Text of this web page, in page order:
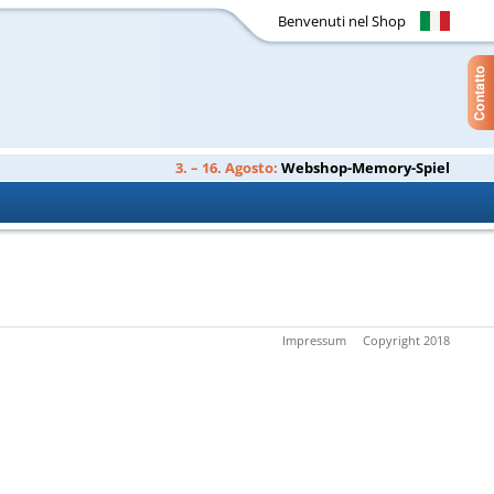
Benvenuti nel Shop
3. – 16. Agosto: Webshop-Memory-Spiel
Impressum Copyright 2018